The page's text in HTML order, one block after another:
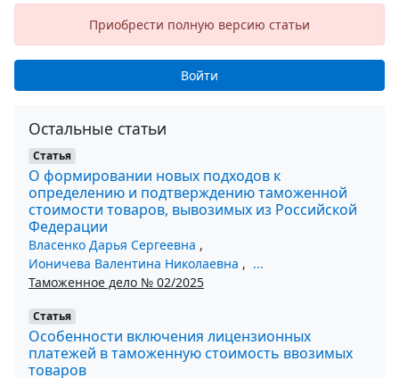
Приобрести полную версию статьи
Войти
Остальные статьи
Статья
О формировании новых подходов к
определению и подтверждению таможенной
стоимости товаров, вывозимых из Российской
Федерации
Власенко Дарья Сергеевна ,
Ионичева Валентина Николаевна , ...
Таможенное дело № 02/2025
Статья
Особенности включения лицензионных
платежей в таможенную стоимость ввозимых
товаров